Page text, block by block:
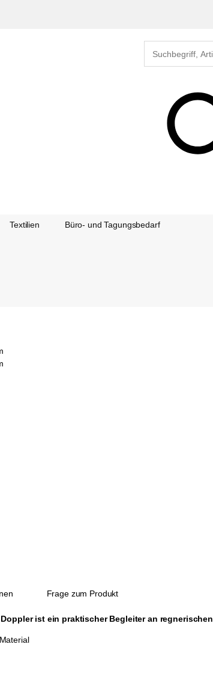
Textilien
Büro- und Tagungsbedarf
Frage zum Produkt
ist ein praktischer Begleiter an